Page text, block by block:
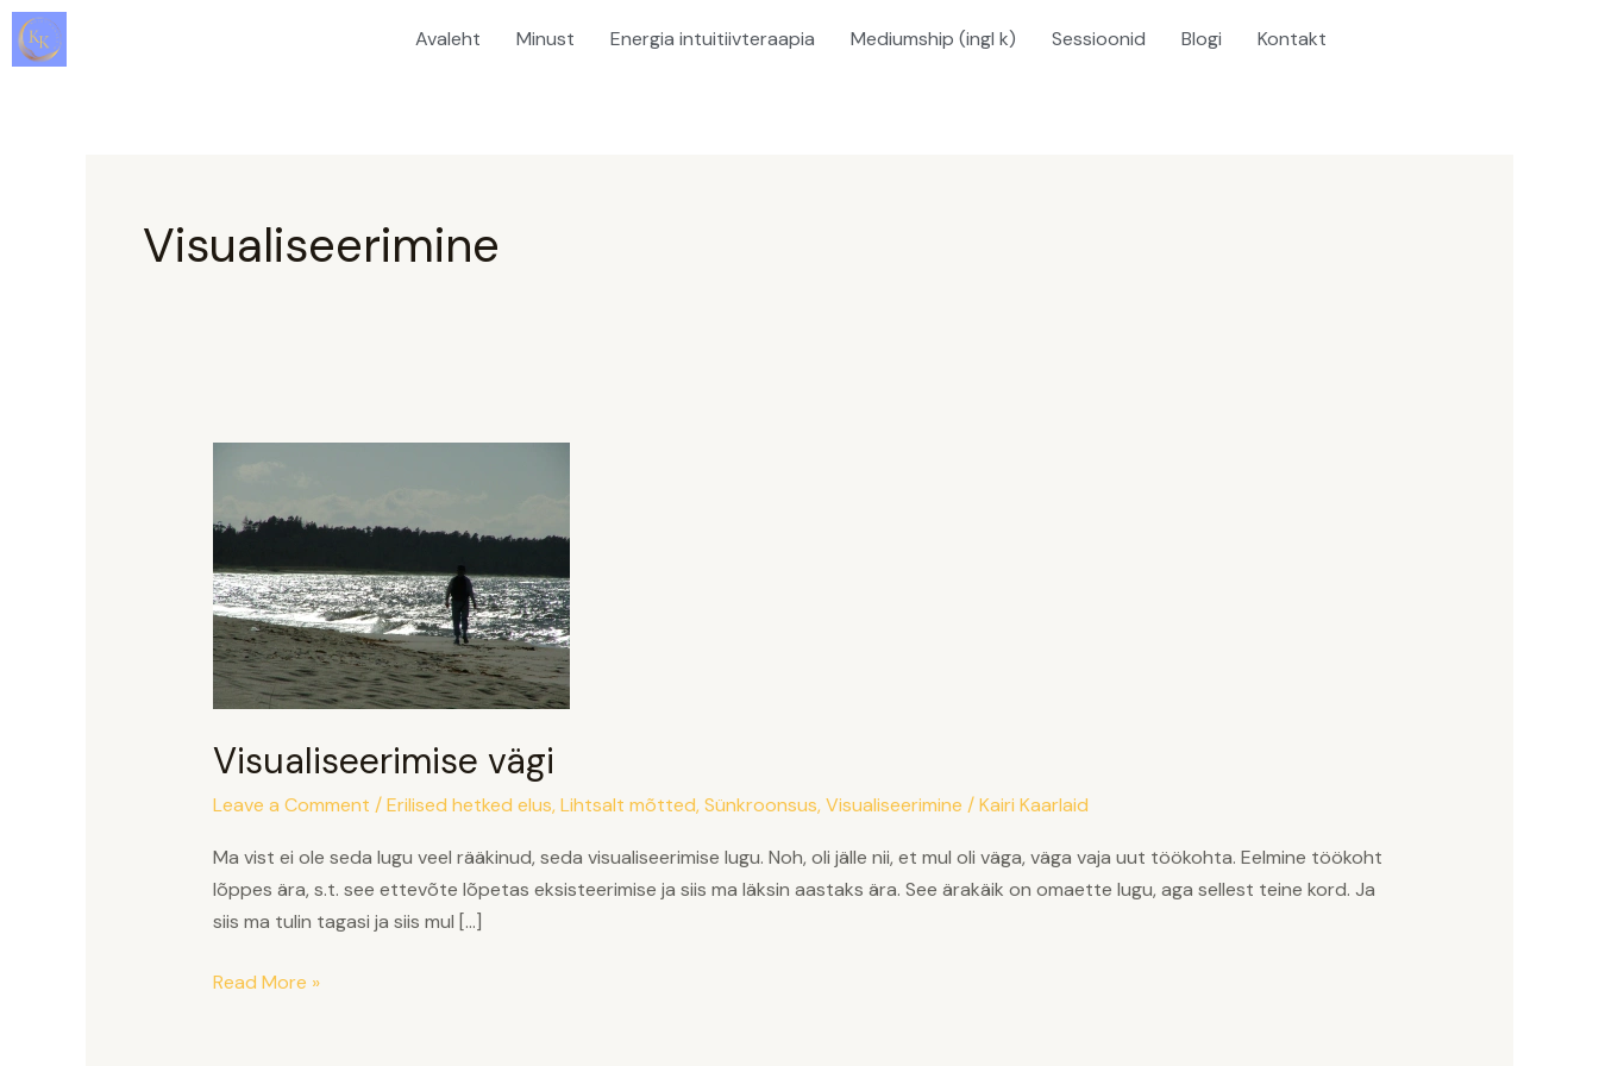
Skip
to
Avaleht Minust Energia intuitiivteraapia Mediumship (ingl k) Sessioonid Blogi Kontakt
Visualiseerimine
Visualiseerimise vägi
Leave a Comment /Erilised hetked elus,Lihtsalt mõtted,Sünkroonsus,Visualiseerimine /Kairi Kaarlaid
Ma vist ei ole seda lugu veel rääkinud, seda visualiseerimise lugu. Noh, oli jälle nii, et mul oli väga, väga vaja uut töökohta. Eelmine töökoht
lõppes ära, s.t. see ettevõte lõpetas eksisteerimise ja siis ma läksin aastaks ära. See ärakäik on omaette lugu, aga sellest teine kord. Ja
siis ma tulin tagasi ja siis mul […]
Read More »